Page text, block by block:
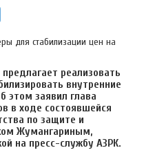
реализовать
внутренние
этом заявил глава
в ходе состоявшейся
по защите и
Жумангариным,
на пресс-службу АЗРК.